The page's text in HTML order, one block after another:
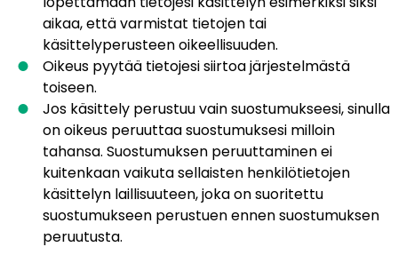
aikaa, että varmistat tietojen tai
käsittelyperusteen oikeellisuuden.
Oikeus pyytää tietojesi siirtoa järjestelmästä
toiseen.
Jos käsittely perustuu vain suostumukseesi, sinulla
on oikeus peruuttaa suostumuksesi milloin
tahansa. Suostumuksen peruuttaminen ei
kuitenkaan vaikuta sellaisten henkilötietojen
käsittelyn laillisuuteen, joka on suoritettu
suostumukseen perustuen ennen suostumuksen
peruutusta.